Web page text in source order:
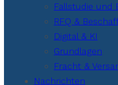
Fallstudie und
RFQ &
Digital & KI
Grundlagen
Fracht &
Nachrichten